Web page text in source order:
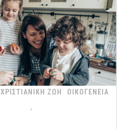
ΧΡΙΣΤΙΑΝΙΚΗ ΖΩΗ ΟΙΚΟΓΕΝΕΙΑ